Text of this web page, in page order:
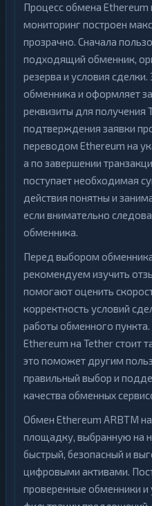
Процесс обмена Ethereum
мониторинг построен
прозрачно. Сначала
подходящий обменник,
резерва и условия
обменника и оформляет
реквизиты для получения
подтверждения заявки
переводом Ethereum на
а по завершении
поступает необходимая
действия понятны и
если внимательно
обменника.
Перед выбором
рекомендуем изучить
помогают оценить
корректность условий
работы обменного
Ethereum на Tether стоит
это поможет другим
правильный выбор и
качества обменных
Обмен Ethereum ARBTM
площадку, выбранную на
быстрый, безопасный и
цифровыми активами.
проверенные обменники и